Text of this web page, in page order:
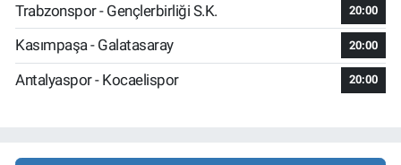
Trabzonspor - Gençlerbirliği S.K. 20:00
Kasımpaşa - Galatasaray 20:00
Antalyaspor - Kocaelispor 20:00